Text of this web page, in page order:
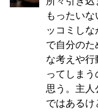
もったい
ッコミし
で自分のた
な考えや行
ってしま
思う。主
ではあるけ